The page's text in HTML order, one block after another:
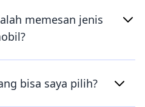
memesan jenis
bisa saya pilih?